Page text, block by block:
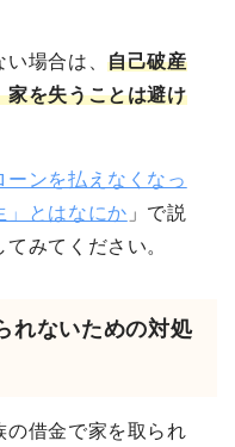
い場合は、自己破産
家を失うことは避け
ーンを払えなくなっ
」とはなにか 」で説
みてください。
れないための対処
の借金で家を取られ